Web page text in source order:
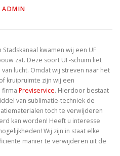
ADMIN
kwamen wij een UF
zat. Deze soort UF-schuim liet
lucht. Omdat wij streven naar het
kruipruimte zijn wij een
firma Previservice. Hierdoor bestaat
van sublimatie-techniek de
toch te verwijderen
kan worden! Heeft u interesse
Wij zijn in staat elke
manier te verwijderen uit de